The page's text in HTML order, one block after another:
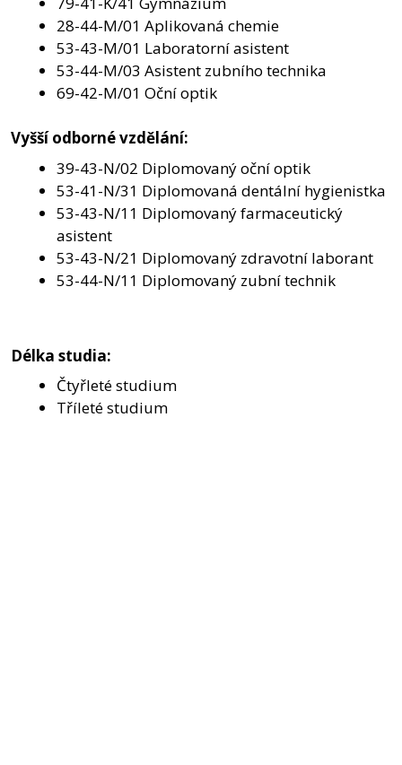
28-44-M/01 Aplikovaná chemie
53-43-M/01 Laboratorní asistent
53-44-M/03 Asistent zubního technika
69-42-M/01 Oční optik
Vyšší odborné vzdělání:
39-43-N/02 Diplomovaný oční optik
53-41-N/31 Diplomovaná dentální hygienistka
53-43-N/11 Diplomovaný farmaceutický
asistent
53-43-N/21 Diplomovaný zdravotní laborant
53-44-N/11 Diplomovaný zubní technik
Délka studia:
Čtyřleté studium
Tříleté studium